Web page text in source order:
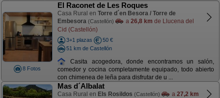
8 Fotos
El Raconet de Les Roques
Casa Rural en Torre d´en Besora / Torre de
Embesora (Castellón) a 26,8 km de Llucena del
Cid (Castellón)
3+1 plazas
50 €
51 km de Castellón
Casita acogedora, donde encontramos un salón,
comedor y cocina completamente equipado, todo abierto
con chimenea de leña para disfrutar de u ...
Mas d´Albalat
Casa Rural en Els Rosildos (Castellón) a 27,2 km